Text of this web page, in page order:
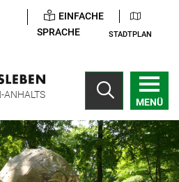
EINFACHE
SPRACHE
STADTPLAN
ANHALTS
MENÜ